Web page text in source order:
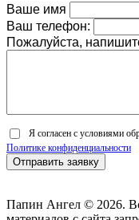
Ваше имя
Ваш телефон:
Пожалуйста,
Я согласен с условиями
Политике конфиденциальности
Отправить заявку
Папин Ангел © 2026.